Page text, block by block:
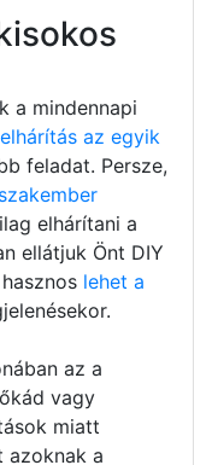
a mindennapi
az egyik
feladat. Persze,
elhárítani a
ellátjuk Önt DIY
lehet a
az a
vagy
miatt
azoknak a